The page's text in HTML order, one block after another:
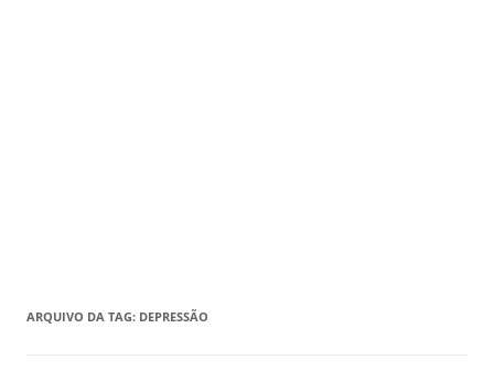
ARQUIVO DA TAG: DEPRESSÃO